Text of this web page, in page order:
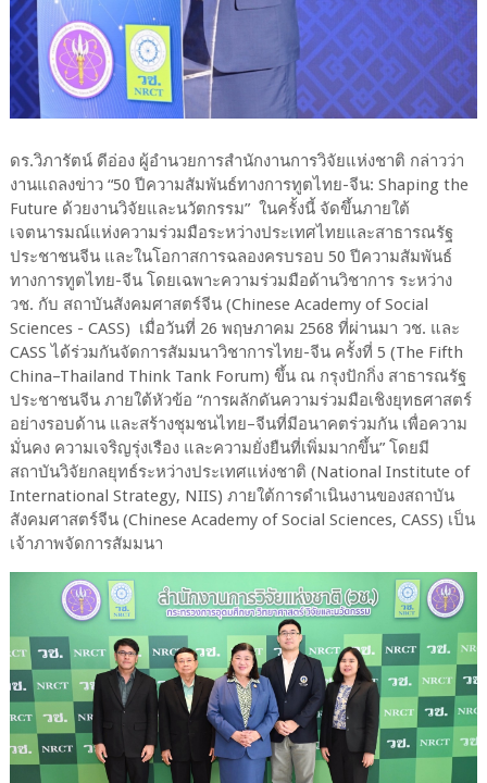
ดร.วิภารัตน์ ดีอ่อง ผู้อำนวยการสำนักงานการวิจัยแห่งชาติ กล่าวว่า
งานแถลงข่าว “50 ปีความสัมพันธ์ทางการทูตไทย-จีน: Shaping the
Future ด้วยงานวิจัยและนวัตกรรม” ในครั้งนี้ จัดขึ้นภายใต้
เจตนารมณ์แห่งความร่วมมือระหว่างประเทศไทยและสาธารณรัฐ
ประชาชนจีน และในโอกาสการฉลองครบรอบ 50 ปีความสัมพันธ์
ทางการทูตไทย-จีน โดยเฉพาะความร่วมมือด้านวิชาการ ระหว่าง
วช. กับ สถาบันสังคมศาสตร์จีน (Chinese Academy of Social
Sciences - CASS) เมื่อวันที่ 26 พฤษภาคม 2568 ที่ผ่านมา วช. และ
CASS ได้ร่วมกันจัดการสัมมนาวิชาการไทย-จีน ครั้งที่ 5 (The Fifth
China–Thailand Think Tank Forum) ขึ้น ณ กรุงปักกิ่ง สาธารณรัฐ
ประชาชนจีน ภายใต้หัวข้อ “การผลักดันความร่วมมือเชิงยุทธศาสตร์
อย่างรอบด้าน และสร้างชุมชนไทย–จีนที่มีอนาคตร่วมกัน เพื่อความ
มั่นคง ความเจริญรุ่งเรือง และความยั่งยืนที่เพิ่มมากขึ้น” โดยมี
สถาบันวิจัยกลยุทธ์ระหว่างประเทศแห่งชาติ (National Institute of
International Strategy, NIIS) ภายใต้การดำเนินงานของสถาบัน
สังคมศาสตร์จีน (Chinese Academy of Social Sciences, CASS) เป็น
เจ้าภาพจัดการสัมมนา